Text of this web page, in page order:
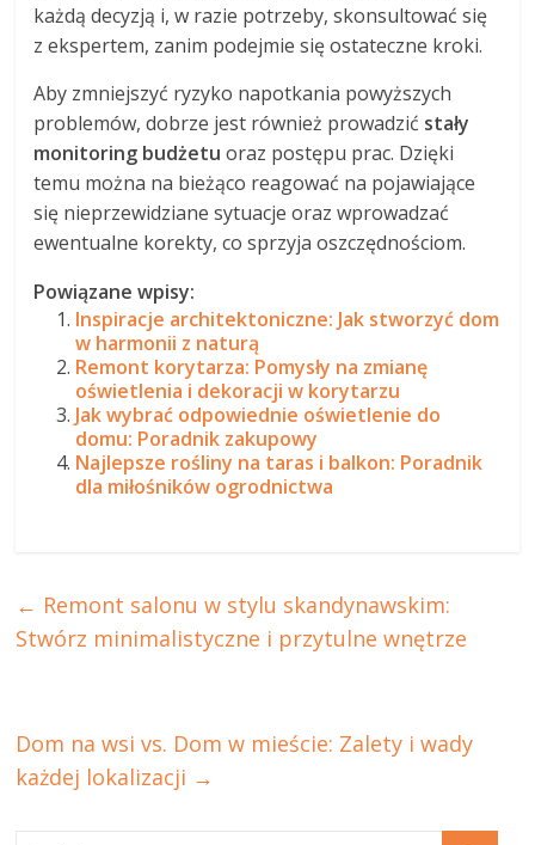
każdą decyzją i, w razie potrzeby, skonsultować się
z ekspertem, zanim podejmie się ostateczne kroki.
Aby zmniejszyć ryzyko napotkania powyższych
problemów, dobrze jest również prowadzić stały
monitoring budżetu oraz postępu prac. Dzięki
temu można na bieżąco reagować na pojawiające
się nieprzewidziane sytuacje oraz wprowadzać
ewentualne korekty, co sprzyja oszczędnościom.
Powiązane wpisy:
Inspiracje architektoniczne: Jak stworzyć dom
w harmonii z naturą
Remont korytarza: Pomysły na zmianę
oświetlenia i dekoracji w korytarzu
Jak wybrać odpowiednie oświetlenie do
domu: Poradnik zakupowy
Najlepsze rośliny na taras i balkon: Poradnik
dla miłośników ogrodnictwa
← Remont salonu w stylu skandynawskim:
Stwórz minimalistyczne i przytulne wnętrze
Dom na wsi vs. Dom w mieście: Zalety i wady
każdej lokalizacji →